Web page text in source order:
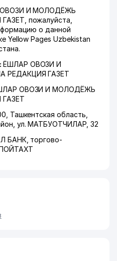
ОВОЗИ И МОЛОДЁЖЬ
пожалуйста,
о данной
Yellow Pages Uzbekistan
ЁШЛАР ОВОЗИ И
РЕДАКЦИЯ ГАЗЕТ
ОВОЗИ И МОЛОДЁЖЬ
Ташкентская область
ул. МАТБУОТЧИЛАР, 32
БАНК, торгово-